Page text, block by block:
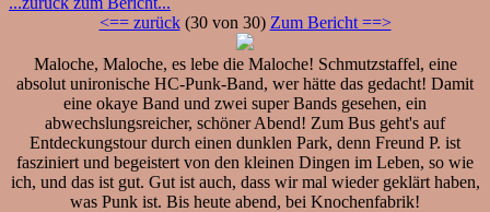
<== zurück(30 von 30) Zum Bericht ==>
Maloche, Maloche, es lebe die Maloche! Schmutzstaffel, eine
absolut unironische HC-Punk-Band, wer hätte das gedacht! Damit
eine okaye Band und zwei super Bands gesehen, ein
abwechslungsreicher, schöner Abend! Zum Bus geht's auf
Entdeckungstour durch einen dunklen Park, denn Freund P. ist
fasziniert und begeistert von den kleinen Dingen im Leben, so wie
ich, und das ist gut. Gut ist auch, dass wir mal wieder geklärt haben,
was Punk ist. Bis heute abend, bei Knochenfabrik!